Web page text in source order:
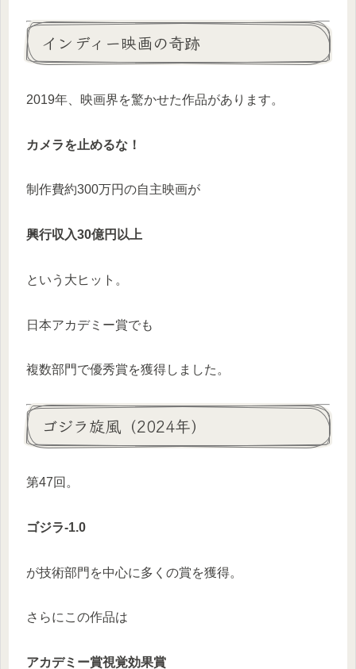
インディー映画の奇跡
2019年、映画界を驚かせた作品があります。
カメラを止めるな！
制作費約300万円の自主映画が
興行収入30億円以上
という大ヒット。
日本アカデミー賞でも
複数部門で優秀賞を獲得しました。
ゴジラ旋風（2024年）
第47回。
ゴジラ-1.0
が技術部門を中心に多くの賞を獲得。
さらにこの作品は
アカデミー賞視覚効果賞